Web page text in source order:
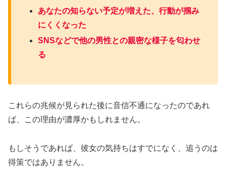
あなたの知らない予定が増えた、行動が掴み
にくくなった
SNSなどで他の男性との親密な様子を匂わせ
る
これらの兆候が見られた後に音信不通になったのであれ
ば、この理由が濃厚かもしれません。
もしそうであれば、彼女の気持ちはすでになく、追うのは
得策ではありません。